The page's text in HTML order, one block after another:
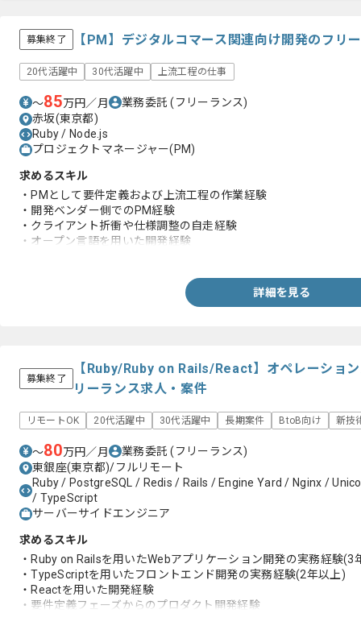
募集終了 【PM】デジタルコマース関連向け開発のフリ
20代活躍中 30代活躍中 上流工程の仕事
〜85万円／月 業務委託(フリーランス)
赤坂(東京都)
Ruby / Node.js
プロジェクトマネージャー(PM)
求めるスキル
・PMとして要件定義および上流工程の作業経験
・開発ベンダー側でのPM経験
・クライアント折衝や仕様調整の自走経験
・オープン言語を用いた開発経験
詳細を見る
募集終了
【Ruby/Ruby on Rails/React】オペレーショ
リーランス求人・案件
リモートOK 20代活躍中 30代活躍中 長期案件 BtoB向け 新技
〜80万円／月 業務委託(フリーランス)
東銀座(東京都)/フルリモート
Ruby / PostgreSQL / Redis / Rails / Engine Yard / Nginx /
/ TypeScript
サーバーサイドエンジニア
求めるスキル
・Ruby on Railsを用いたWebアプリケーション開発の実務経験(3
・TypeScriptを用いたフロントエンド開発の実務経験(2年以上)
・Reactを用いた開発経験
・要件定義フェーズからのプロダクト開発経験